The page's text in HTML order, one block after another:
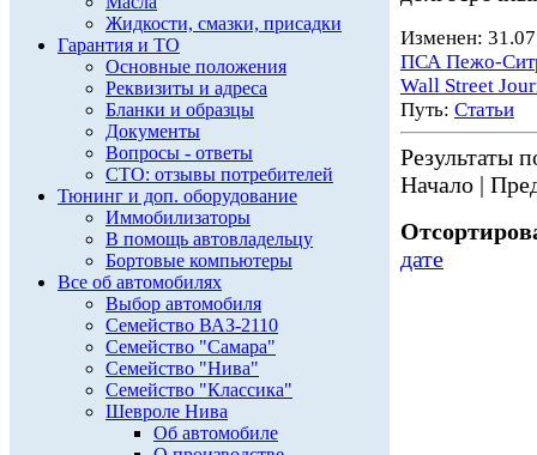
Жидкости, смазки, присадки
Гарантия и ТО
Основные положения
Реквизиты и адреса
Бланки и образцы
Документы
Вопросы - ответы
СТО: отзывы потребителей
Тюнинг и доп. оборудование
Иммобилизаторы
В помощь автовладельцу
Бортовые компьютеры
Все об автомобилях
Выбор автомобиля
Семейство ВАЗ-2110
Семейство "Самара"
Семейство "Нива"
Семейство "Классика"
Шевроле Нива
Об автомобиле
Изменен:
ПСА Пежо-
Wall Street
Путь: Статьи
Результаты
Начало |
дате